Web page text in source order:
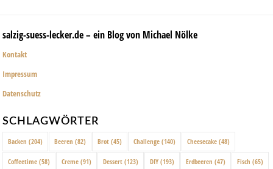
salzig-suess-lecker.de – ein Blog von Michael Nölke
Kontakt
Impressum
Datenschutz
SCHLAGWÖRTER
Backen (204) Beeren (82) Brot (45) Challenge (140) Cheesecake (48)
Coffeetime (58) Creme (91) Dessert (123) DIY (193) Erdbeeren (47) Fisch (65)